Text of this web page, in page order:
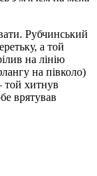
Рубчинський
а той
на лінію
на півколо)
той хитнув
врятував